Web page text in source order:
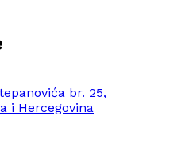
br. 25,
i Hercegovina